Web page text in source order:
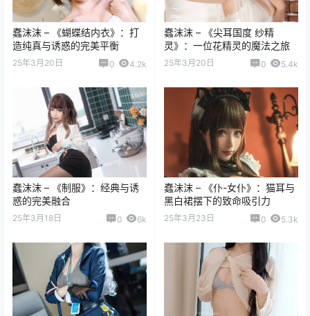
蠢沫沫 – 《蝴蝶结内衣》：打
造纯真与诱惑的完美平衡
25年3月20日 0 4.2k
蠢沫沫 – 《尖耳国度 纱精
灵》：一位花精灵的魔法之旅
25年3月20日 0 5.4k
蠢沫沫 – 《制服》：经典与诱
惑的完美融合
25年3月18日 0 6k
蠢沫沫 – 《仆-女仆》：猫耳与
黑白裙摆下的致命吸引力
25年3月23日 0 5.3k